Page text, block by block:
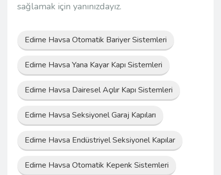
sağlamak için yanınızdayız.
Edirne Havsa Otomatik Bariyer Sistemleri
Edirne Havsa Yana Kayar Kapı Sistemleri
Edirne Havsa Dairesel Açılır Kapı Sistemleri
Edirne Havsa Seksiyonel Garaj Kapıları
Edirne Havsa Endüstriyel Seksiyonel Kapılar
Edirne Havsa Otomatik Kepenk Sistemleri